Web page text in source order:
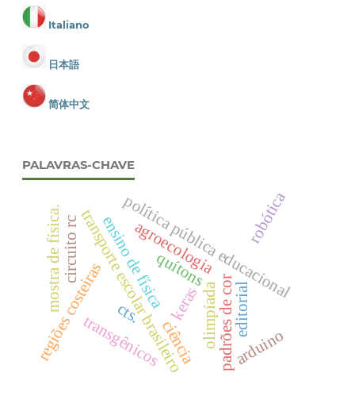
Italiano
日本語
简体中文
PALAVRAS-CHAVE
editorial
olimpíada
política pública educacional
transporte escolar brasileiro padrões de cor
quítons
regiões costeiras
robótica
keras
mostra de física.
transgênicos
cts.
agroecologia
ensino de física
ciência arduino
circuito rc